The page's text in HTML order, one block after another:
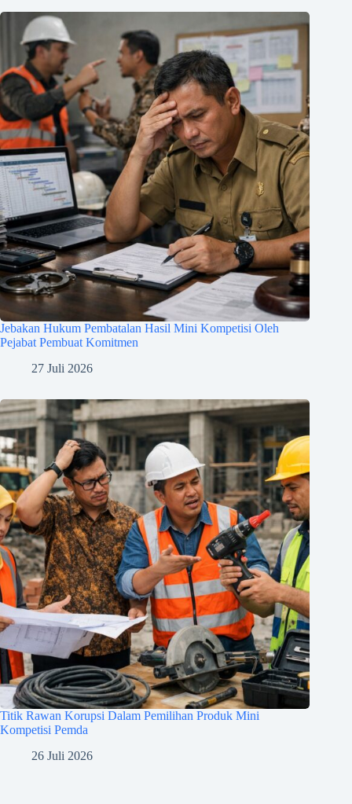
Jebakan Hukum Pembatalan Hasil Mini Kompetisi Oleh
Pejabat Pembuat Komitmen
27 Juli 2026
Titik Rawan Korupsi Dalam Pemilihan Produk Mini
Kompetisi Pemda
26 Juli 2026